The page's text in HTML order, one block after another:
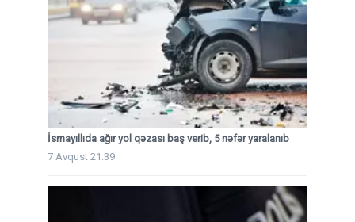
İsmayıllıda ağır yol qəzası baş verib, 5 nəfər yaralanıb
7 Avqust 21:39